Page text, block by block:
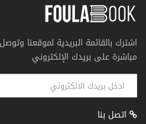
اشترك بالقائمة البريدية لموقعنا
مباشرة على بريدك الإلكتروني
اتصل بنا